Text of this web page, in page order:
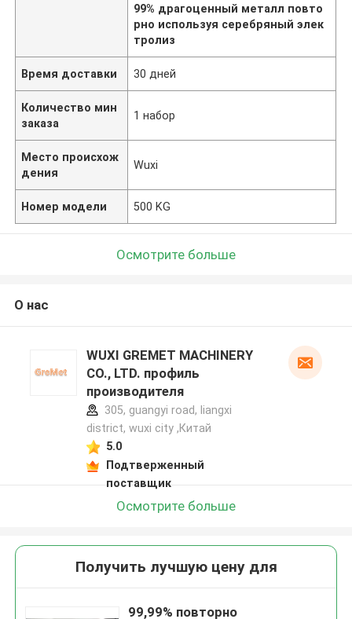
99% драгоценный металл повто
рно используя серебряный элек
тролиз
Время доставки 30 дней
Количество мин
заказа
1 набор
Место происхож
дения
Wuxi
Номер модели 500 KG
Осмотрите больше
О нас
WUXI GREMET MACHINERY
CO., LTD. профиль
производителя
305, guangyi road, liangxi
district, wuxi city ,Китай
5.0
Подтверженный
поставщик
Осмотрите больше
Получить лучшую цену для
99,99% повторно